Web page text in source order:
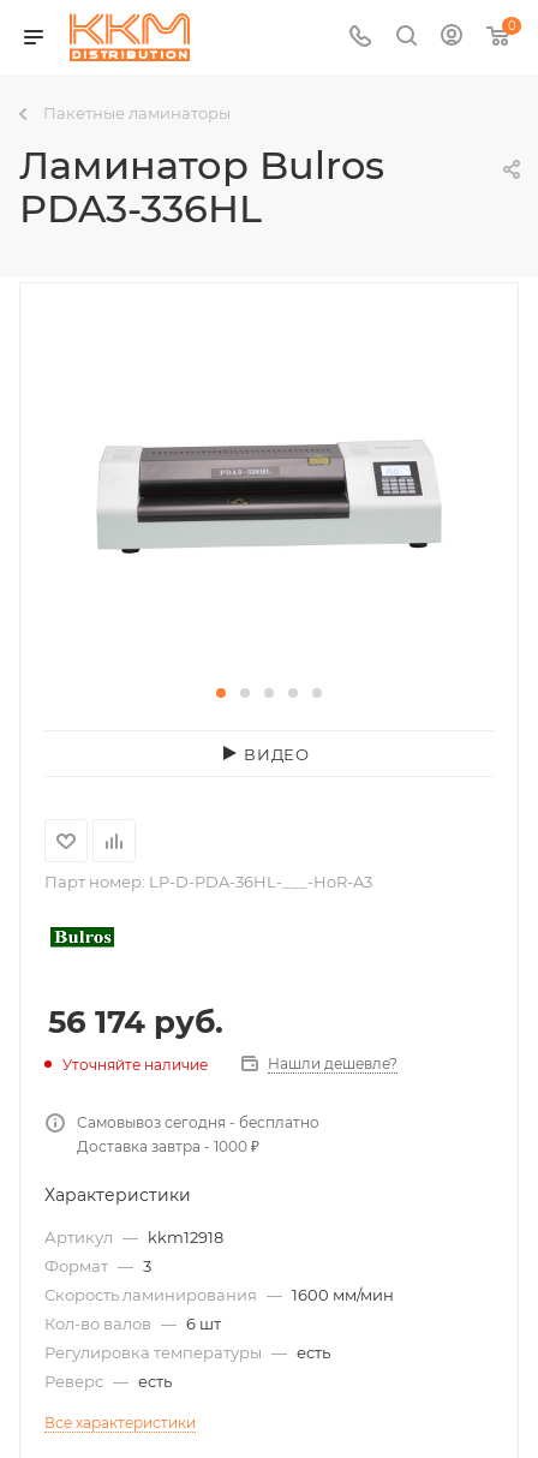
0
Пакетные ламинаторы
Ламинатор Bulros
PDA3-336HL
ВИДЕО
Парт номер: LP-D-PDA-36HL-___-HoR-A3
56 174 руб.
Уточняйте наличие Нашли дешевле?
Самовывоз сегодня - бесплатно
Доставка завтра - 1000 ₽
Характеристики
Артикул — kkm12918
Формат — 3
Скорость ламинирования — 1600 мм/мин
Кол-во валов — 6 шт
Регулировка температуры — есть
Реверс — есть
Все характеристики